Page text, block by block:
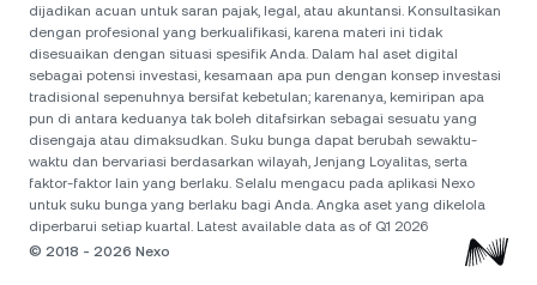
dijadikan acuan untuk saran pajak, legal, atau akuntansi. Konsultasikan
dengan profesional yang berkualifikasi, karena materi ini tidak
disesuaikan dengan situasi spesifik Anda. Dalam hal aset digital
sebagai potensi investasi, kesamaan apa pun dengan konsep investasi
tradisional sepenuhnya bersifat kebetulan; karenanya, kemiripan apa
pun di antara keduanya tak boleh ditafsirkan sebagai sesuatu yang
disengaja atau dimaksudkan. Suku bunga dapat berubah sewaktu-
waktu dan bervariasi berdasarkan wilayah, Jenjang Loyalitas, serta
faktor-faktor lain yang berlaku. Selalu mengacu pada aplikasi Nexo
untuk suku bunga yang berlaku bagi Anda. Angka aset yang dikelola
diperbarui setiap kuartal. Latest available data as of Q1 2026
© 2018 - 2026 Nexo